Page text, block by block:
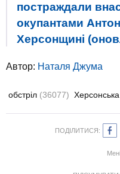
постраждали
окупантами
Херсонщині
Автор: Наталя Джума
обстріл (36077)
ПОДІЛИТИСЯ: